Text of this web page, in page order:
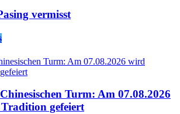
vermisst
Turm: Am 07.08.2026
gefeiert